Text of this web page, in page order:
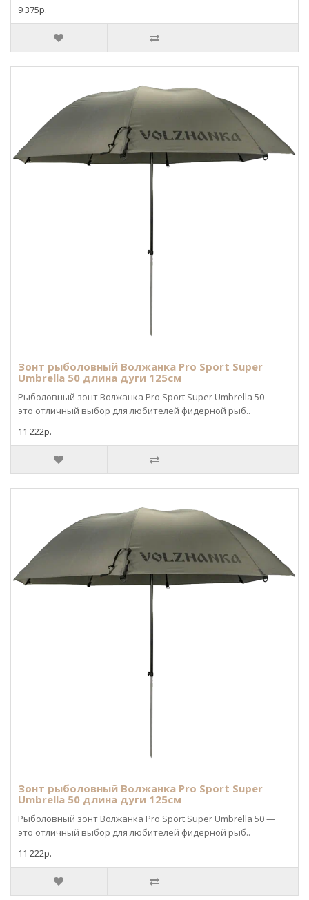
9 375р.
Зонт рыболовный Волжанка Pro Sport Super
Umbrella 50 длина дуги 125см
Рыболовный зонт Волжанка Pro Sport Super Umbrella 50 —
это отличный выбор для любителей фидерной рыб..
11 222р.
Зонт рыболовный Волжанка Pro Sport Super
Umbrella 50 длина дуги 125см
Рыболовный зонт Волжанка Pro Sport Super Umbrella 50 —
это отличный выбор для любителей фидерной рыб..
11 222р.